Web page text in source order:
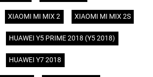
XIAOMI MI MIX 2 XIAOMI MI MIX 2S
HUAWEI Y5 PRIME 2018 (Y5 2018)
HUAWEI Y7 2018